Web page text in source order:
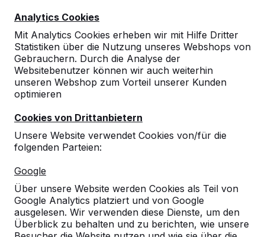
Analytics Cookies
Mit Analytics Cookies erheben wir mit Hilfe Dritter
Statistiken über die Nutzung unseres Webshops von
Gebrauchern. Durch die Analyse der
Websitebenutzer können wir auch weiterhin
unseren Webshop zum Vorteil unserer Kunden
optimieren
Cookies von Drittanbietern
Unsere Website verwendet Cookies von/für die
folgenden Parteien:
Google
Über unsere Website werden Cookies als Teil von
Google Analytics platziert und von Google
ausgelesen. Wir verwenden diese Dienste, um den
Überblick zu behalten und zu berichten, wie unsere
Referenzen
Unsere Produkte finden Sie in ganz Europa
und darüber hinaus. Sehen Sie hier, wo Sie
ein HeBlad-Produkt in Ihrer Nähe finden.
Produkt